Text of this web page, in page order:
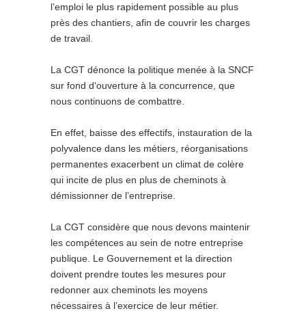
l’emploi le plus rapidement possible au plus
près des chantiers, afin de couvrir les charges
de travail.
La CGT dénonce la politique menée à la SNCF
sur fond d‘ouverture à la concurrence, que
nous continuons de combattre.
En effet, baisse des effectifs, instauration de la
polyvalence dans les métiers, réorganisations
permanentes exacerbent un climat de colère
qui incite de plus en plus de cheminots à
démissionner de l’entreprise.
La CGT considère que nous devons maintenir
les compétences au sein de notre entreprise
publique. Le Gouvernement et la direction
doivent prendre toutes les mesures pour
redonner aux cheminots les moyens
nécessaires à l’exercice de leur métier.